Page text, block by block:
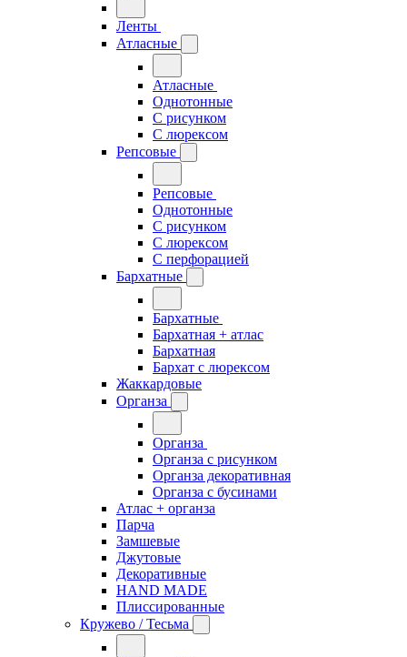
Ленты
Атласные
Атласные
Однотонные
С рисунком
С люрексом
Репсовые
Репсовые
Однотонные
С рисунком
С люрексом
С перфорацией
Бархатные
Бархатные
Бархатная + атлас
Бархатная
Бархат с люрексом
Жаккардовые
Органза
Органза
Органза с рисунком
Органза декоративная
Органза с бусинами
Атлас + органза
Парча
Замшевые
Джутовые
Декоративные
HAND MADE
Плиссированные
Кружево / Тесьма